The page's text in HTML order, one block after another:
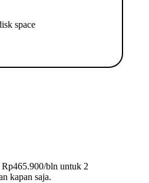
space
bln untuk 2
kapan saja.